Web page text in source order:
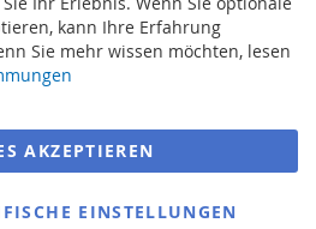
kann Ihre Erfahrung
Sie mehr wissen möchten, lesen
AKZEPTIEREN
EINSTELLUNGEN